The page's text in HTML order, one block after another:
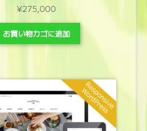
¥275,000
お買い物カゴに追加